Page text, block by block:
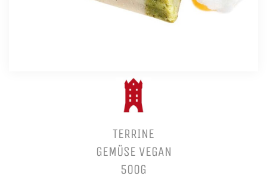
TERRINE
GEMÜSE VEGAN
500G